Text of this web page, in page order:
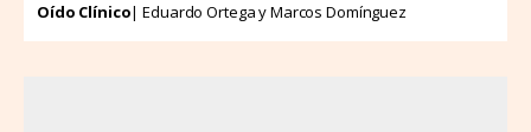
Oído Clínico| Eduardo Ortega y Marcos Domínguez